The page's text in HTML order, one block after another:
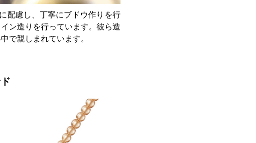
配慮し、丁寧にブドウ作りを行
ン造りを行っています。彼ら造
で親しまれています。